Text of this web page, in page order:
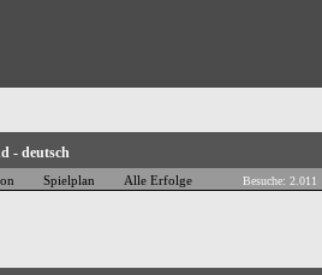
Spielplan Alle Erfolge Besuche: 2.011